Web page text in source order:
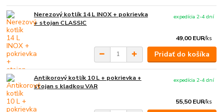
Nerezový kotlík 14 L INOX + pokrievka
+ stojan CLASSIC
49,00 EUR/ks
expedícia 2-4 dní
Pridať do košíka
Antikorový kotlík 10 L + pokrievka +
stojan s kladkou VAR
55,50 EUR/ks
expedícia 2-4 dní